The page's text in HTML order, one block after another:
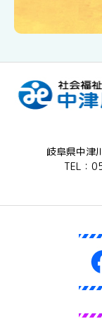
岐阜県中津
TEL：